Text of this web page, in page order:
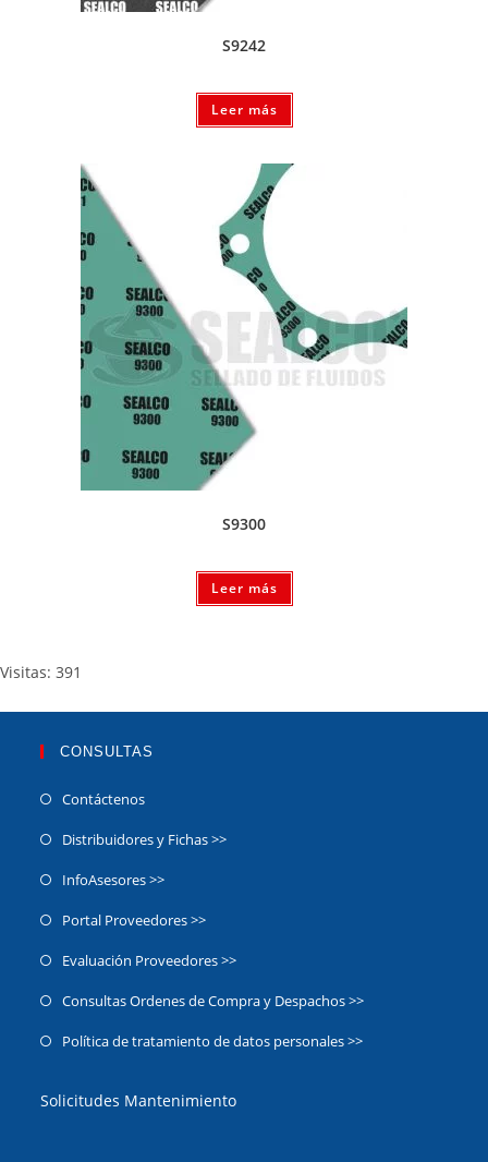
S9242
Leer más
S9300
Leer más
Visitas: 391
CONSULTAS
Contáctenos
Distribuidores y Fichas >>
InfoAsesores >>
Portal Proveedores >>
Evaluación Proveedores >>
Consultas Ordenes de Compra y Despachos >>
Política de tratamiento de datos personales >>
Solicitudes Mantenimiento